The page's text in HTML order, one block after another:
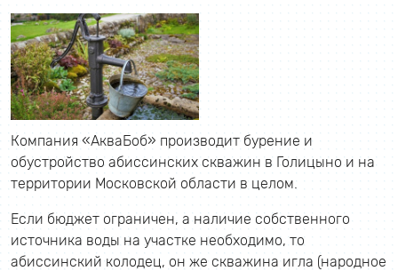
Компания «АкваБоб» производит бурение и
обустройство абиссинских скважин в Голицыно и на
территории Московской области в целом.
Если бюджет ограничен, а наличие собственного
источника воды на участке необходимо, то
абиссинский колодец, он же скважина игла (народное